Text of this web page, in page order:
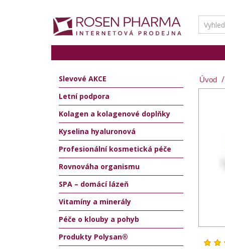
Slevové AKCE
Letní podpora
Kolagen a kolagenové doplňky
Kyselina hyaluronová
Profesionální kosmetická péče
Rovnováha organismu
SPA – domácí lázeň
Vitamíny a minerály
Péče o klouby a pohyb
Produkty Polysan®